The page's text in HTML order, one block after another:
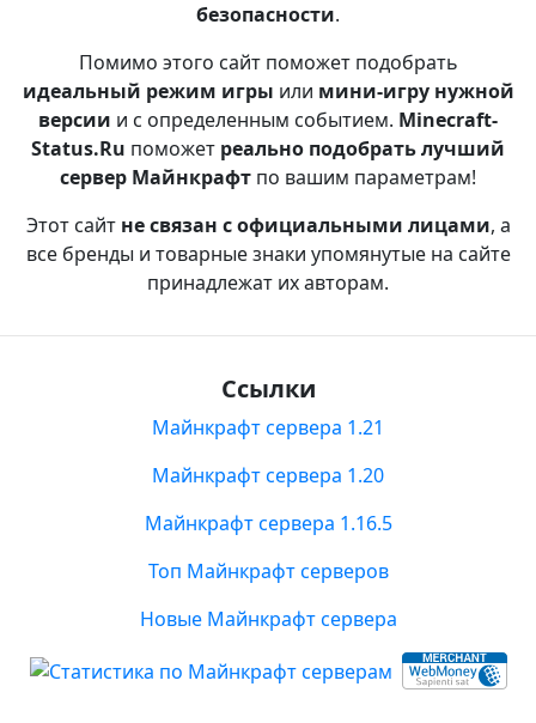
безопасности.
Помимо этого сайт поможет подобрать
идеальный режим игры или мини-игру нужной
версии и с определенным событием. Minecraft-
Status.Ru поможет реально подобрать лучший
сервер Майнкрафт по вашим параметрам!
Этот сайт не связан с официальными лицами, а
все бренды и товарные знаки упомянутые на сайте
принадлежат их авторам.
Ссылки
Майнкрафт сервера 1.21
Майнкрафт сервера 1.20
Майнкрафт сервера 1.16.5
Топ Майнкрафт серверов
Новые Майнкрафт сервера